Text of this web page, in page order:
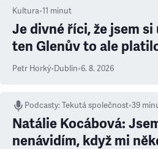
Kultura•11 minut
Je divné říci, že jsem
ten Glenův to ale
Petr Horký•Dublin•6. 8. 2026
Podcasty:Tekutá společnost•39
Natálie Kocábová:
nenávidím, když mi